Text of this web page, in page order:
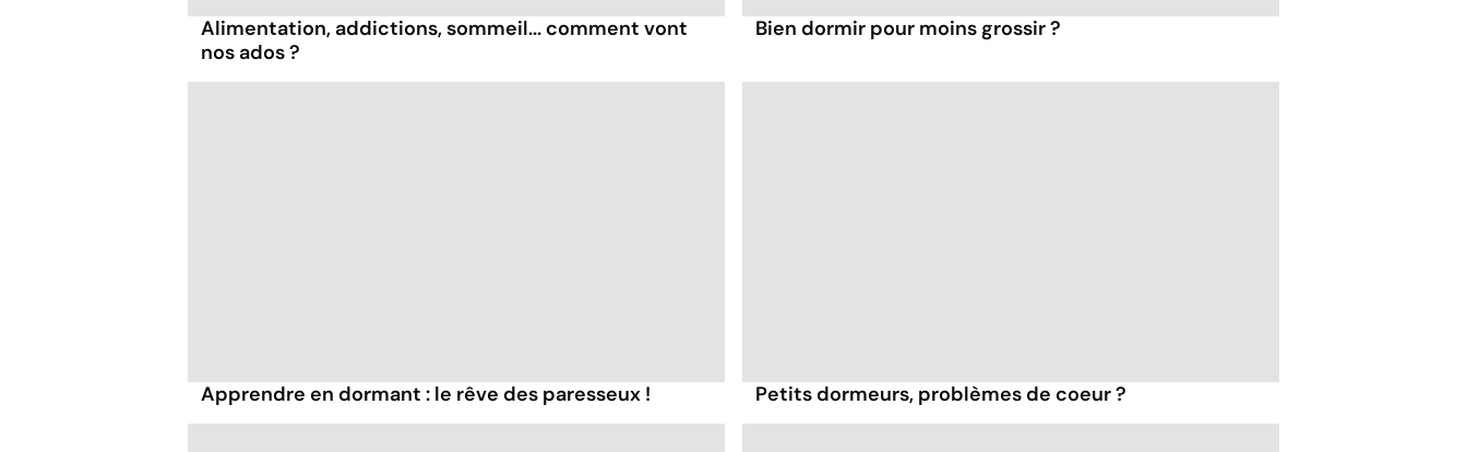
Alimentation, addictions, sommeil... comment vont
nos ados ?
Bien dormir pour moins grossir ?
Apprendre en dormant : le rêve des paresseux ! Petits dormeurs, problèmes de coeur ?